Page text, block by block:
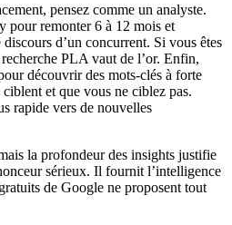
pensez comme un analyste.
pour remonter 6 à 12 mois et
d’un concurrent. Si vous êtes
PLA vaut de l’or. Enfin,
découvrir des mots-clés à forte
et que vous ne ciblez pas.
rapide vers de nouvelles
la profondeur des insights justifie
sérieux. Il fournit l’intelligence
de Google ne proposent tout